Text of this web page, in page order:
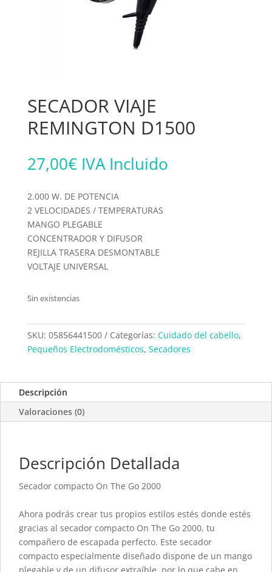
SECADOR VIAJE
REMINGTON D1500
27,00€ IVA Incluido
2.000 W. DE POTENCIA
2 VELOCIDADES / TEMPERATURAS
MANGO PLEGABLE
CONCENTRADOR Y DIFUSOR
REJILLA TRASERA DESMONTABLE
VOLTAJE UNIVERSAL
Sin existencias
SKU: 05856441500 Categorías: Cuidado del cabello,
Pequeños Electrodomésticos, Secadores
Descripción
Valoraciones (0)
Descripción Detallada
Secador compacto On The Go 2000
Ahora podrás crear tus propios estilos estés donde estés
gracias al secador compacto On The Go 2000, tu
compañero de escapada perfecto. Este secador
compacto especialmente diseñado dispone de un mango